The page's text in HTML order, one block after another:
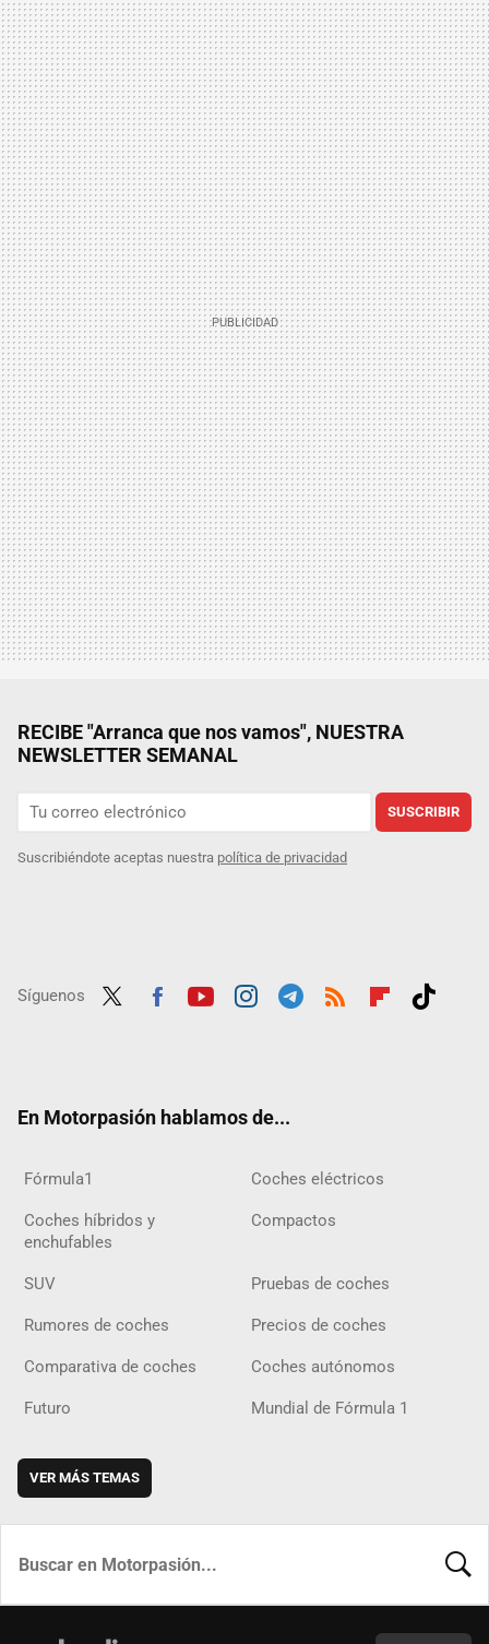
RECIBE "Arranca que nos vamos", NUESTRA
NEWSLETTER SEMANAL
SUSCRIBIR
Suscribiéndote aceptas nuestra política de privacidad
Síguenos
En Motorpasión hablamos de...
Fórmula1 Coches eléctricos
Coches híbridos y
enchufables
Compactos
SUV Pruebas de coches
Rumores de coches Precios de coches
Comparativa de coches Coches autónomos
Futuro Mundial de Fórmula 1
VER MÁS TEMAS